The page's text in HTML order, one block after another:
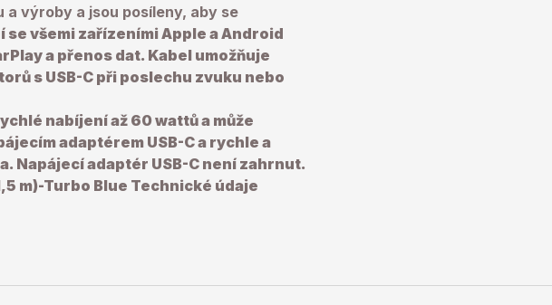
výroby a jsou posíleny, aby se
všemi zařízeními Apple a Android
a přenos dat. Kabel umožňuje
s USB-C při poslechu zvuku nebo
nabíjení až 60 wattů a může
adaptérem USB-C a rychle a
Napájecí adaptér USB-C není zahrnut.
m)-Turbo Blue Technické údaje